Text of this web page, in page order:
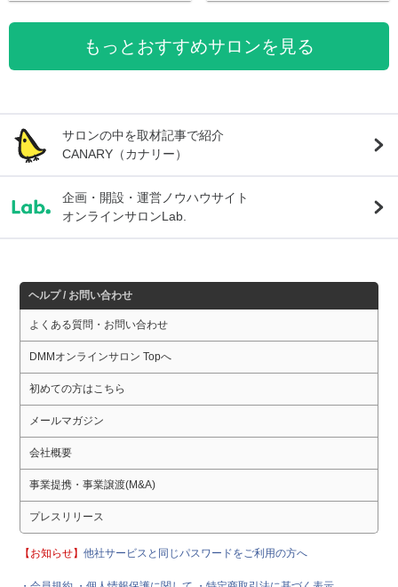
もっとおすすめサロンを見る
サロンの中を取材記事で紹介
CANARY（カナリー）
企画・開設・運営ノウハウサイト
オンラインサロンLab.
ヘルプ / お問い合わせ
よくある質問・お問い合わせ
DMMオンラインサロン Topへ
初めての方はこちら
メールマガジン
会社概要
事業提携・事業譲渡(M&A)
プレスリリース
【お知らせ】他社サービスと同じパスワードをご利用の方へ